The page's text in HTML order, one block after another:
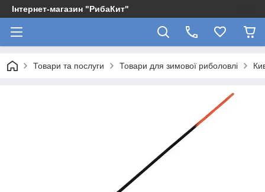
Інтернет-магазин "РибаКит"
Товари та послуги Товари для зимової риболовлі